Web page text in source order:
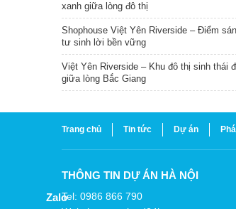
xanh giữa lòng đô thị
Shophouse Việt Yên Riverside – Điểm
tư sinh lời bền vững
Việt Yên Riverside – Khu đô thị sinh thái
giữa lòng Bắc Giang
Trang chủ Tin tức Dự án
THÔNG TIN DỰ ÁN HÀ NỘI
Tel: 0986 866 790
Zalo